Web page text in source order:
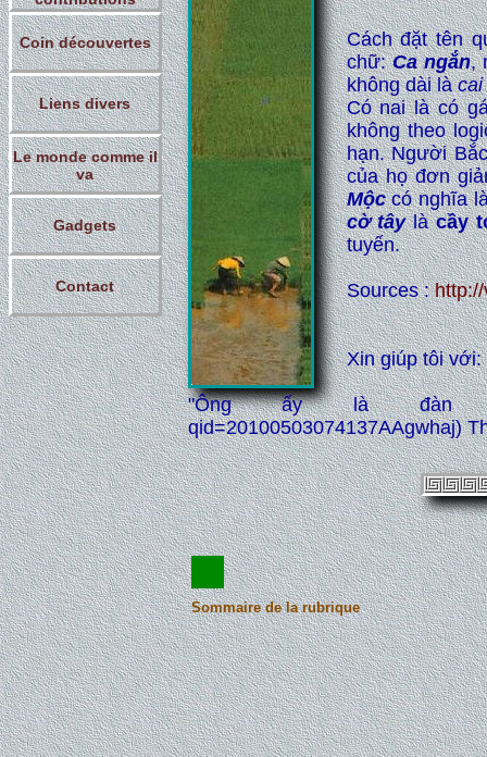
Coin découvertes
Liens divers
Le monde comme il
va
Gadgets
Contact
Cách đặt tên
chữ:Ca ngắn,
không dài làcai
Có nai là có
không theo
hạn. Người
của họ đơn
Mộccó nghĩa
cờ tâylàcầy
tuyến.
Sources :
Xin giúp tôi với:
"Ông ấy là đàn ông"
qid=20100503074137AAgwhaj)
Sommaire de la rubrique